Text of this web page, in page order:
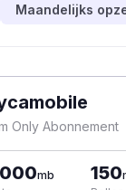
Maandelijks
Only Abonnement
mb
150